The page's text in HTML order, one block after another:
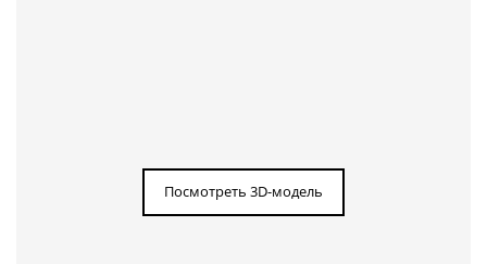
Посмотреть 3D-модель